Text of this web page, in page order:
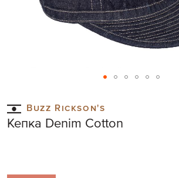
to
the
beginning
gallery
Buzz Rickson's
Кепка Denim Cotton